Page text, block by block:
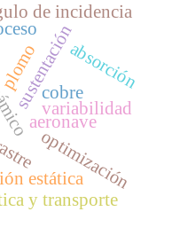
sustentación
de incidencia
aeronave
estática
cobre
y transporte
variabilidad
optimización
absorción